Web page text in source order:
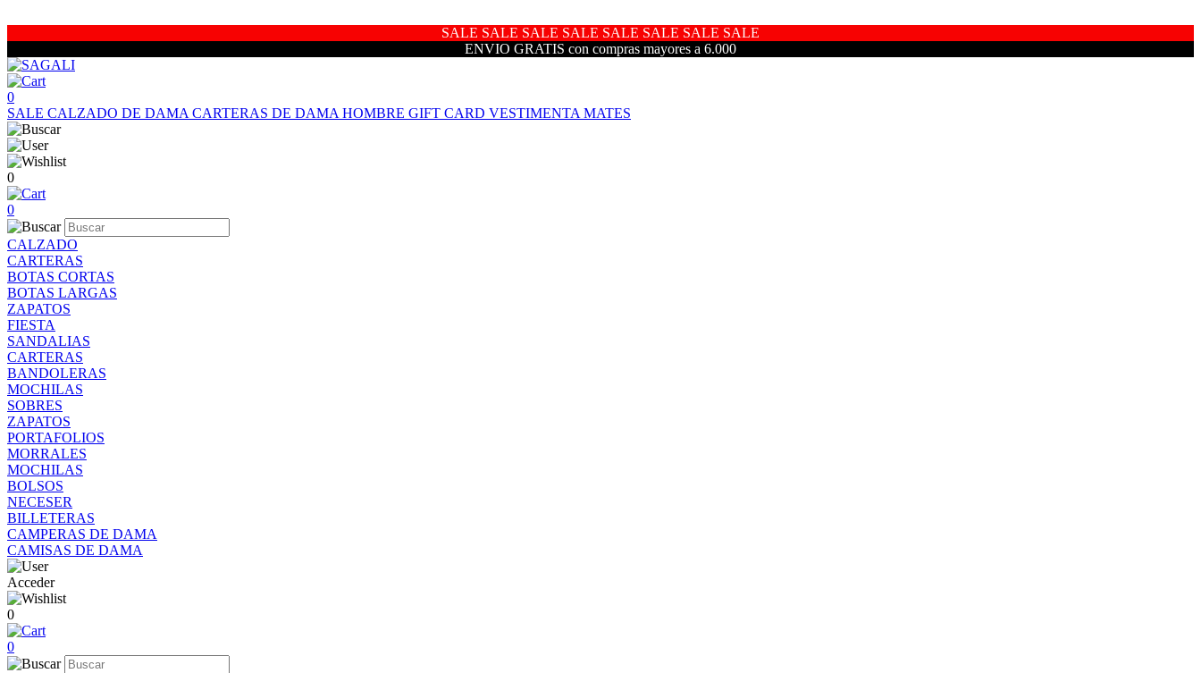
SALE SALE SALE SALE SALE SALE SALE SALE
ENVIO GRATIS con compras mayores a 6.000
0
SALE CALZADO DE DAMA CARTERAS DE DAMA HOMBRE GIFT CARD VESTIMENTA MATES
0
0
CALZADO
CARTERAS
BOTAS CORTAS
BOTAS LARGAS
ZAPATOS
FIESTA
SANDALIAS
CARTERAS
BANDOLERAS
MOCHILAS
SOBRES
ZAPATOS
PORTAFOLIOS
MORRALES
MOCHILAS
BOLSOS
NECESER
BILLETERAS
CAMPERAS DE DAMA
CAMISAS DE DAMA
Acceder
0
0